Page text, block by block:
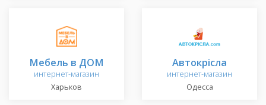
Мебель в ДОМ
интернет-магазин
Харьков
Автокрісла
интернет-магазин
Одесса